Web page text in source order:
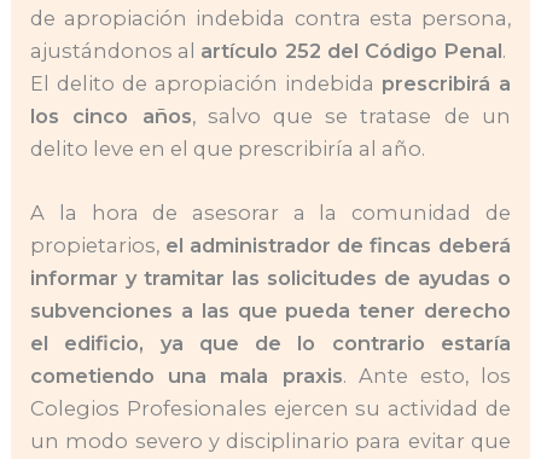
de apropiación indebida contra esta persona,
ajustándonos al artículo 252 del Código Penal.
El delito de apropiación indebida prescribirá a
los cinco años, salvo que se tratase de un
delito leve en el que prescribiría al año.
A la hora de asesorar a la comunidad de
propietarios, el administrador de fincas deberá
informar y tramitar las solicitudes de ayudas o
subvenciones a las que pueda tener derecho
el edificio, ya que de lo contrario estaría
cometiendo una mala praxis. Ante esto, los
Colegios Profesionales ejercen su actividad de
un modo severo y disciplinario para evitar que